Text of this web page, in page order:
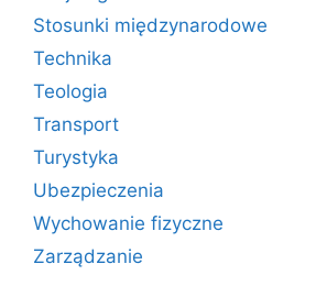
Stosunki międzynarodowe
Technika
Teologia
Transport
Turystyka
Ubezpieczenia
Wychowanie fizyczne
Zarządzanie